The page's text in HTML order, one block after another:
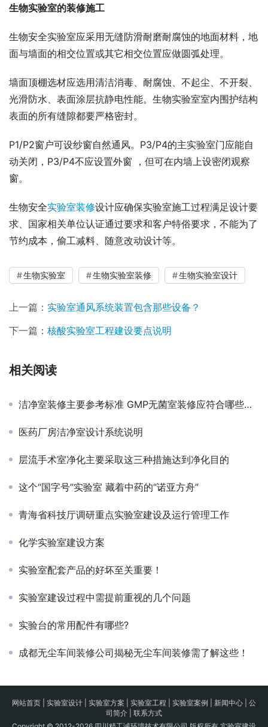
生物实验室的装修施工
生物安全实验室应采用无缝防滑耐磨耐腐蚀的地面材料，地
面与墙面的相交位置或其它相交位置应做圆弧处理。
墙面顶棚选材应选用清洁消毒、耐腐蚀、不起尘、不开裂、
光滑防水、表面涂层抗静电性能。生物实验室室内围护结构
表面的所有缝隙都要严格密封。
P1/P2窗户可设纱窗自然通风。P3/P4的主实验室门应能自
动关闭，P3/P4不应设置外窗 ，但可在内墙上设密闭观察
窗。
生物安全实验室装修设计应确保实验室施工过程满足设计要
求、国家相关单位认证通过要求和客户特俗要求，不能为了
节约成本，偷工减料、随意改动设计等。
生物实验室 生物实验室装修 生物实验室设计
上一篇： 实验室通风系统装置包含那些设备？
下一篇： 核酸实验室工程建设要点说明
相关阅读
洁净室装修主要参考标准 GMP无菌室装修应符合哪些要求？
医药厂房洁净室设计系统说明
层流手术室净化主要采取这三种措施达到净化目的
这个“国字号”实验室 藏着中药的“诺亚方舟”
青海省科技厅调研重点实验室建设及运行管理工作
化学实验室建设方案
实验室配套产品的好坏至关重要！
实验室建设过程中需提前重视的几个问题
实验台的常用配件有哪些?
成都无尘车间装修公司揭秘无尘车间装修需了解这些！
网站首页 实验室设计 实验室方案 实验室工程 实验室案例 新闻中心
公
司简介
联系方式